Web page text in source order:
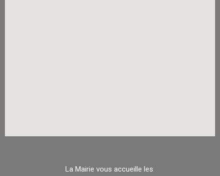
La Mairie vous accueille les: